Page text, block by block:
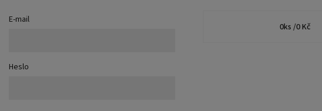
E-mail
Heslo
0ks /0 Kč